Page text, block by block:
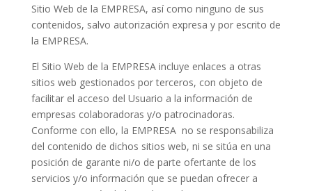
Sitio Web de la EMPRESA, así como ninguno de sus
contenidos, salvo autorización expresa y por escrito de
la EMPRESA.
El Sitio Web de la EMPRESA incluye enlaces a otras
sitios web gestionados por terceros, con objeto de
facilitar el acceso del Usuario a la información de
empresas colaboradoras y/o patrocinadoras.
Conforme con ello, la EMPRESA no se responsabiliza
del contenido de dichos sitios web, ni se sitúa en una
posición de garante ni/o de parte ofertante de los
servicios y/o información que se puedan ofrecer a